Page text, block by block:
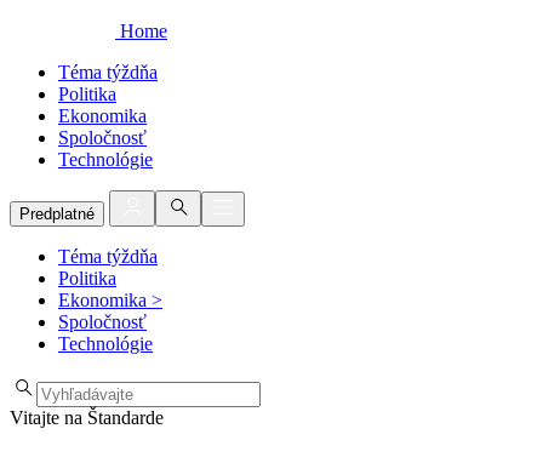
Home
Téma týždňa
Politika
Ekonomika
Spoločnosť
Technológie
Predplatné
Téma týždňa
Politika
Ekonomika >
Spoločnosť
Technológie
Vitajte na Štandarde